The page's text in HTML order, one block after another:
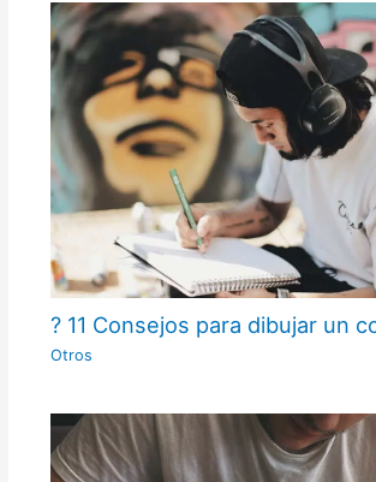
? 11 Consejos para dibujar un
Otros